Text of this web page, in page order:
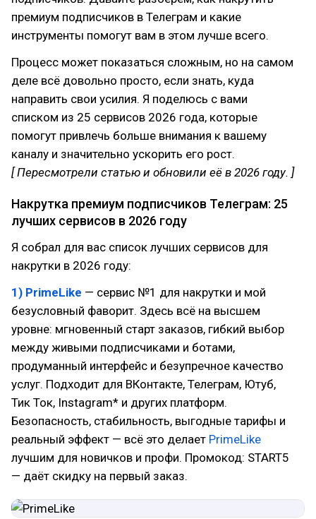
премиум подписчиков в Телеграм и какие
инструменты помогут вам в этом лучше всего.
Процесс может показаться сложным, но на самом
деле всё довольно просто, если знать, куда
направить свои усилия. Я поделюсь с вами
списком из 25 сервисов 2026 года, которые
помогут привлечь больше внимания к вашему
каналу и значительно ускорить его рост.
[ Пересмотрели статью и обновили её в 2026 году. ]
Накрутка премиум подписчиков Телеграм: 25
лучших сервисов в 2026 году
Я собрал для вас список лучших сервисов для
накрутки в 2026 году:
1) PrimeLike — сервис №1 для накрутки и мой
безусловный фаворит. Здесь всё на высшем
уровне: мгновенный старт заказов, гибкий выбор
между живыми подписчиками и ботами,
продуманный интерфейс и безупречное качество
услуг. Подходит для ВКонтакте, Телеграм, Ютуб,
Тик Ток, Instagram* и других платформ.
Безопасность, стабильность, выгодные тарифы и
реальный эффект — всё это делает PrimeLike
лучшим для новичков и профи. Промокод: START5
— даёт скидку на первый заказ.